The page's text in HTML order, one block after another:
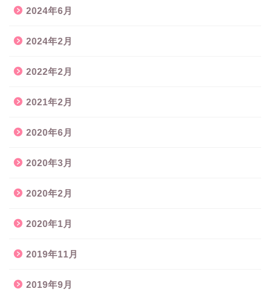
2024年6月
2024年2月
2022年2月
2021年2月
2020年6月
2020年3月
2020年2月
2020年1月
2019年11月
2019年9月